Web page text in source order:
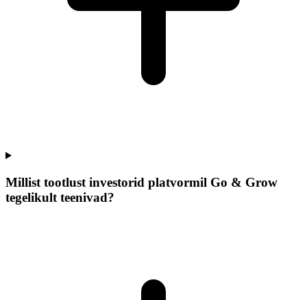
Millist tootlust investorid platvormil Go & Grow
tegelikult teenivad?